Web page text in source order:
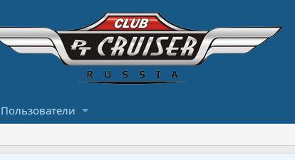
Пользователи